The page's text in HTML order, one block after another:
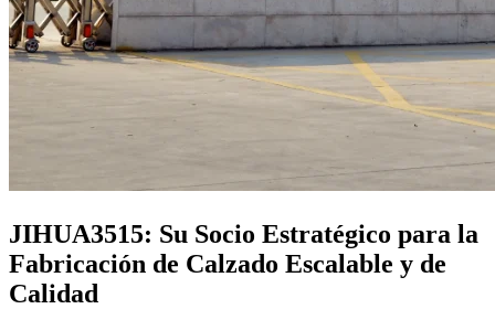
JIHUA3515: Su Socio Estratégico para la
Fabricación de Calzado Escalable y de
Calidad